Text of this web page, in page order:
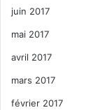
juin 2017
mai 2017
avril 2017
mars 2017
février 2017